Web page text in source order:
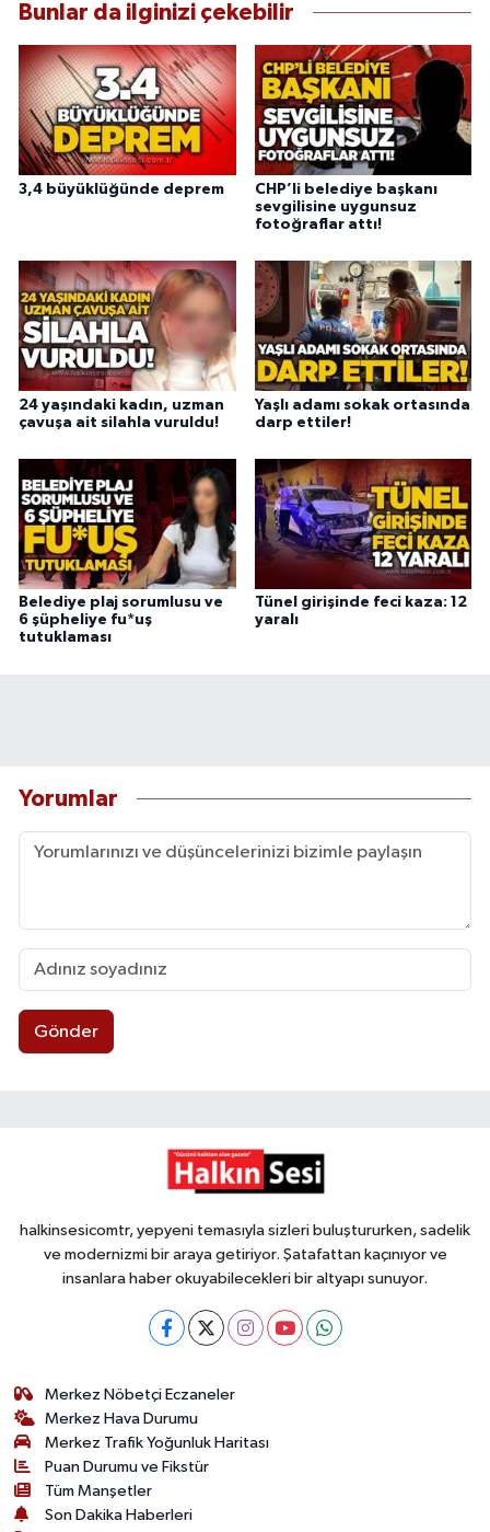
Bunlar da ilginizi çekebilir
3,4 büyüklüğünde deprem
CHP’li belediye başkanı
sevgilisine uygunsuz
fotoğraflar attı!
24 yaşındaki kadın, uzman
çavuşa ait silahla vuruldu!
Yaşlı adamı sokak ortasında
darp ettiler!
Belediye plaj sorumlusu ve
6 şüpheliye fu*uş
tutuklaması
Tünel girişinde feci kaza: 12
yaralı
Yorumlar
Gönder
halkinsesicomtr, yepyeni temasıyla sizleri buluştururken, sadelik
ve modernizmi bir araya getiriyor. Şatafattan kaçınıyor ve
insanlara haber okuyabilecekleri bir altyapı sunuyor.
Merkez Nöbetçi Eczaneler
Merkez Hava Durumu
Merkez Trafik Yoğunluk Haritası
Puan Durumu ve Fikstür
Tüm Manşetler
Son Dakika Haberleri